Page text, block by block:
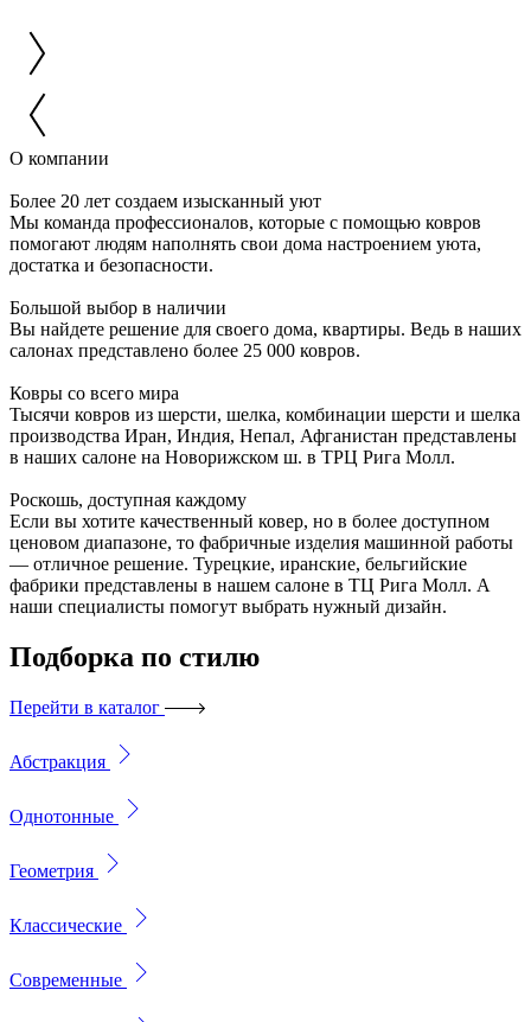
О компании
Более 20 лет создаем изысканный уют
Мы команда профессионалов, которые с помощью ковров
помогают людям наполнять свои дома настроением уюта,
достатка и безопасности.
Большой выбор в наличии
Вы найдете решение для своего дома, квартиры. Ведь в наших
салонах представлено более 25 000 ковров.
Ковры со всего мира
Тысячи ковров из шерсти, шелка, комбинации шерсти и шелка
производства Иран, Индия, Непал, Афганистан представлены
в наших салоне на Новорижском ш. в ТРЦ Рига Молл.
Роскошь, доступная каждому
Если вы хотите качественный ковер, но в более доступном
ценовом диапазоне, то фабричные изделия машинной работы
— отличное решение. Турецкие, иранские, бельгийские
фабрики представлены в нашем салоне в ТЦ Рига Молл. А
наши специалисты помогут выбрать нужный дизайн.
Подборка по стилю
Перейти в каталог
Абстракция
Однотонные
Геометрия
Классические
Современные